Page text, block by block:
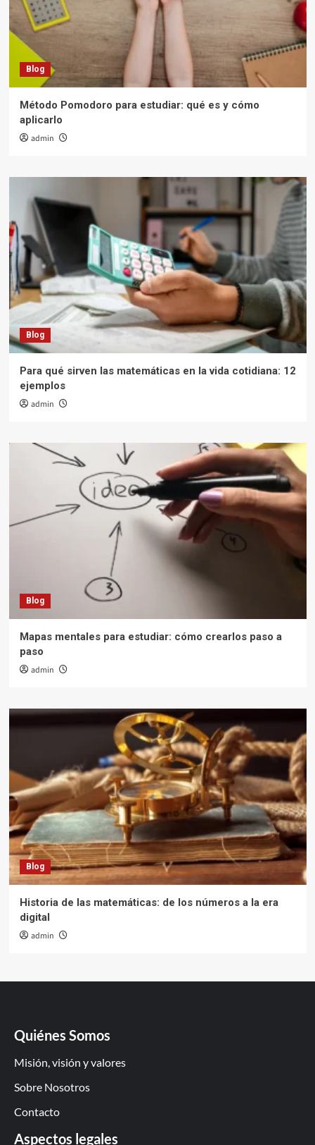
Blog
Método Pomodoro para estudiar: qué es y cómo
aplicarlo
admin
Blog
Para qué sirven las matemáticas en la vida cotidiana: 12
ejemplos
admin
Blog
Mapas mentales para estudiar: cómo crearlos paso a
paso
admin
Blog
Historia de las matemáticas: de los números a la era
digital
admin
Quiénes Somos
Misión, visión y valores
Sobre Nosotros
Contacto
Aspectos legales